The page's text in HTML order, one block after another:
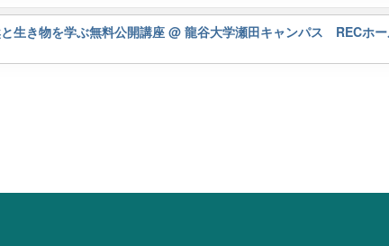
生き物を学ぶ無料公開講座@ 龍谷大学瀬田キャンパス RECホ